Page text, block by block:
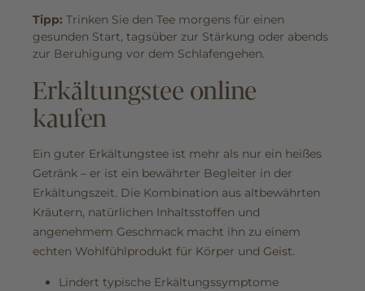
Tipp: Trinken Sie den Tee morgens für einen
gesunden Start, tagsüber zur Stärkung oder abends
zur Beruhigung vor dem Schlafengehen.
Erkältungstee online
kaufen
Ein guter Erkältungstee ist mehr als nur ein heißes
Getränk – er ist ein bewährter Begleiter in der
Erkältungszeit. Die Kombination aus altbewährten
Kräutern, natürlichen Inhaltsstoffen und
angenehmem Geschmack macht ihn zu einem
echten Wohlfühlprodukt für Körper und Geist.
Lindert typische Erkältungssymptome